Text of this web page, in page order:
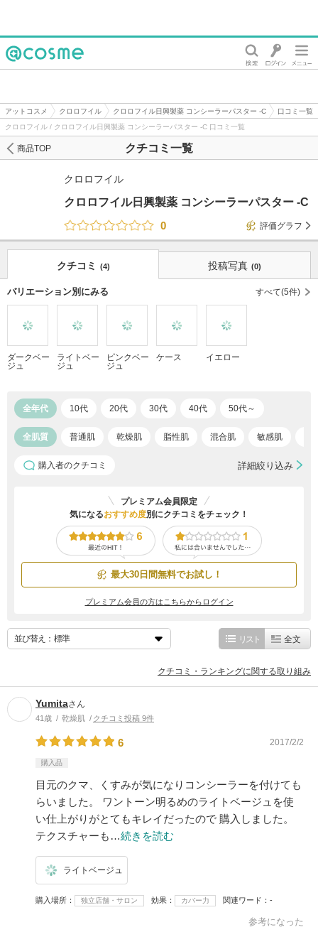
アットコスメ クロロフイル クロロフイル日興製薬 コンシーラーパスター -C
口コミ一覧
クロロフイル / クロロフイル日興製薬 コンシーラーパスター -C 口コミ一覧
クチコミ一覧
商品TOP
クロロフイル
クロロフイル日興製薬 コンシーラーパスター -C
0
評価グラフ
クチコミ (4) 投稿写真 (0)
バリエーション別にみる すべて(5件)
ダークベー
ジュ
ライトベー
ジュ
ピンクベー
ジュ
ケース イエロー
全年代 10代 20代 30代 40代 50代～
全肌質 普通肌 乾燥肌 脂性肌 混合肌 敏感肌
購入者のクチコミ 詳細絞り込み
プレミアム会員限定
気になるおすすめ度別にクチコミをチェック！
最大30日間無料でお試し！
プレミアム会員の方はこちらからログイン
並び替え： リスト 全文
クチコミ・ランキングに関する取り組み
Yumitaさん
41歳 乾燥肌 クチコミ投稿 9件
6 2017/2/2
購入品
目元のクマ、くすみが気になりコンシーラーを付けても
らいました。 ワントーン明るめのライトベージュを使
い仕上がりがとてもキレイだったので 購入しました。
テクスチャーも…続きを読む
ライトベージュ
購入場所 独立店舗・サロン 効果 カバー力 関連ワード -
参考になった